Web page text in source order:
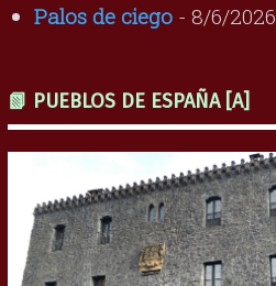
Palos de ciego- 8/6/2026
📗 PUEBLOS DE ESPAÑA [A]